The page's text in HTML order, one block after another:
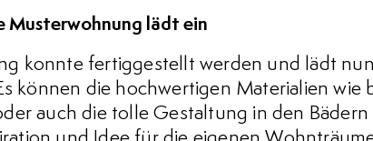
Musterwohnung lädt ein
konnte fertiggestellt werden und lädt
können die hochwertigen Materialien wie
auch die tolle Gestaltung in den